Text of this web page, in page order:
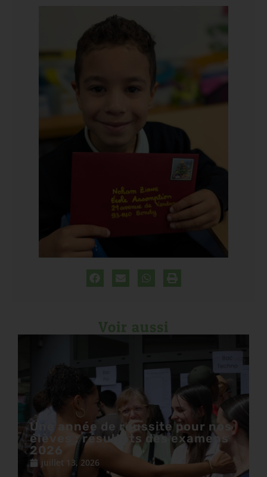
Voir aussi
Une année de réussite pour nos
élèves : résultats des examens
2026
juillet 13, 2026